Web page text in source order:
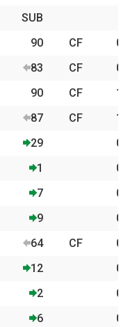
SUB
90 CF
83 CF
90 CF
87 CF
29
1
7
9
64 CF
12
2
6